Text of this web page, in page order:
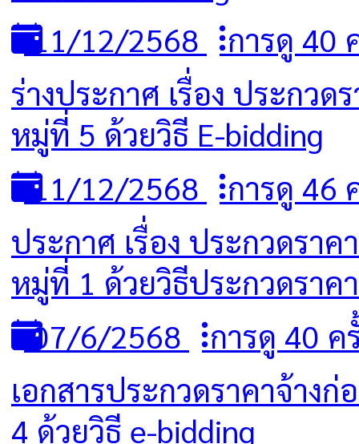
11/12/2568 การดู 40
ร่างประกาศ เรื่อง ประกว
หมู่ที่ 5 ด้วยวิธี E-bidding
11/12/2568 การดู 46
ประกาศ เรื่อง ประกวดรา
หมู่ที่ 1 ด้วยวิธีประกวดราค
07/6/2568 การดู 40 ค
เอกสารประกวดราคาจ้าง
4 ด้วยวิธี e-bidding